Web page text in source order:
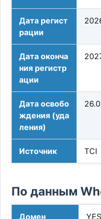
Дата регист
рации
Дата оконча
ния регистр
ации
Дата освобо
ждения (уда
ления)
Источник TCI
По данным
Домен